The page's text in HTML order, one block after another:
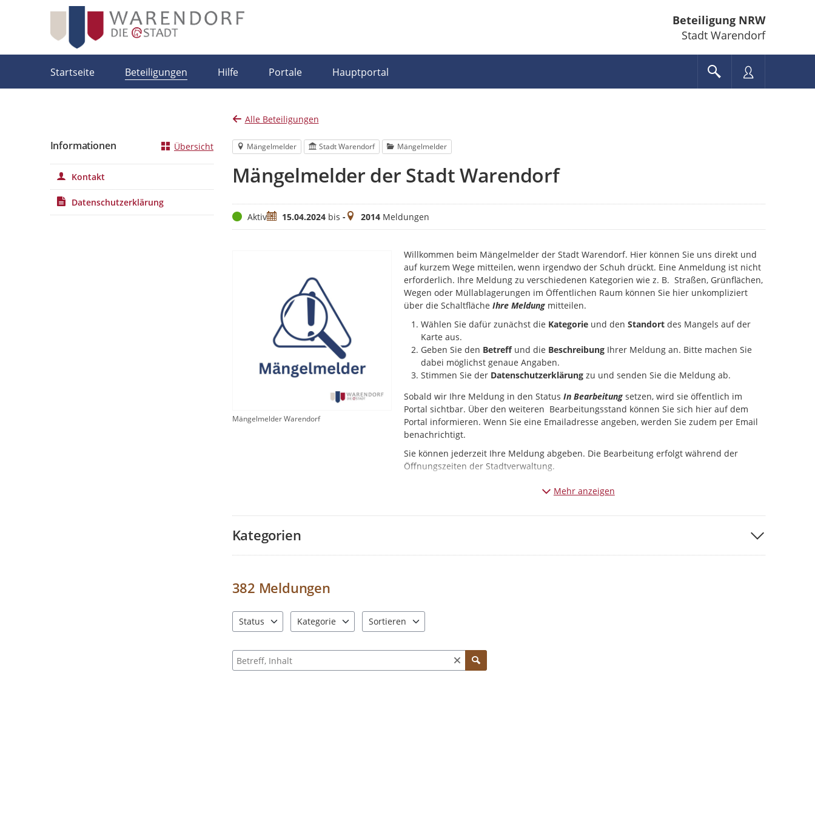
Beteiligung NRW
Stadt Warendorf
Startseite Beteiligungen Hilfe Portale Hauptportal
Alle Beteiligungen
Mängelmelder Stadt Warendorf Mängelmelder
Mängelmelder der Stadt Warendorf
StatusAktivZeitraum
15.04.2024bis -Meldungen
2014Meldungen
Mängelmelder Warendorf
Willkommen beim Mängelmelder der Stadt Warendorf. Hier können Sie uns direkt und
auf kurzem Wege mitteilen, wenn irgendwo der Schuh drückt. Eine Anmeldung ist nicht
erforderlich. Ihre Meldung zu verschiedenen Kategorien wie z. B. Straßen, Grünflächen,
Wegen oder Müllablagerungen im Öffentlichen Raum können Sie hier unkompliziert
über die SchaltflächeIhre Meldung mitteilen.
Wählen Sie dafür zunächst die Kategorie und denStandort des Mangels auf der
Karte aus.
Geben Sie den Betreffund die Beschreibung Ihrer Meldung an. Bitte machen Sie
dabei möglichst genaue Angaben.
Stimmen Sie der Datenschutzerklärung zu und senden Sie die Meldung ab.
Sobald wir Ihre Meldung in den StatusIn Bearbeitung setzen, wird sie öffentlich im
Portal sichtbar. Über den weiteren Bearbeitungsstand können Sie sich hier auf dem
Portal informieren. Wenn Sie eine Emailadresse angeben, werden Sie zudem per Email
benachrichtigt.
Sie können jederzeit Ihre Meldung abgeben. Die Bearbeitung erfolgt während der
Öffnungszeiten der Stadtverwaltung.
Beachten Sie beim Hochladen von Bildern zu Ihrer Meldung, dass keine Personen oder
KFZ-Kennzeichen abgebildet sein dürfen.
Bitte melden Sie nur behebbare Mängel. Allgemeine Beschwerden und Anregungen
Meldungen zu den
Warendorf
In Notfällen und bei akuter Gefahr, kontaktieren Sie bitte den allgemeinen Notruf der Feuerwehr -112 oder
Mehr anzeigen
Kategorien
382 Meldungen
Status
Kategorie
Sortieren
Suche nach Meldungen und Kommentaren
Informationen Übersicht
Kontakt
Datenschutzerklärung